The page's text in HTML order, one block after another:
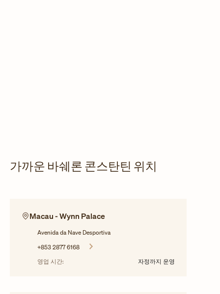
가까운 바쉐론 콘스탄틴 위치
Macau - Wynn Palace
Avenida da Nave Desportiva
+853 2877 6168
영업 시간:
자정까지 운영